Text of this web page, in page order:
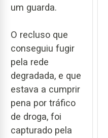
um guarda.
O recluso que
conseguiu fugir
pela rede
degradada, e que
estava a cumprir
pena por tráfico
de droga, foi
capturado pela